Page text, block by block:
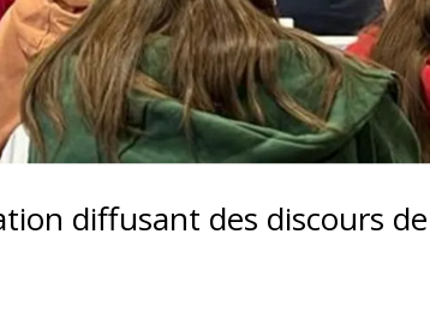
diffusant des discours de